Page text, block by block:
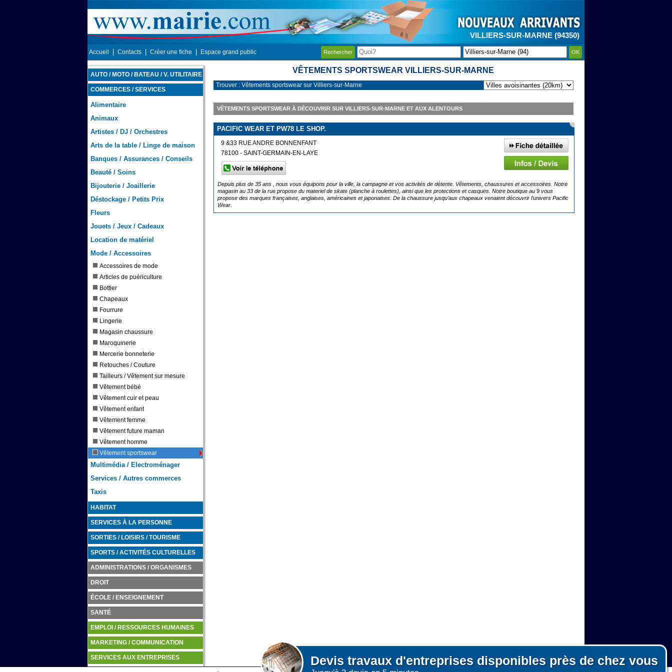
VILLIERS-SUR-MARNE (94350)
Accueil Contacts Créer une fiche Espace grand public Rechercher OK
AUTO / MOTO / BATEAU / V. UTILITAIRE
COMMERCES / SERVICES
Alimentaire
Animaux
Artistes / DJ / Orchestres
Arts de la table / Linge de maison
Banques / Assurances / Conseils
Beauté / Soins
Bijouterie / Joaillerie
Déstockage / Petits Prix
Fleurs
Jouets / Jeux / Cadeaux
Location de matériel
Mode / Accessoires
Accessoires de mode
Articles de puériculture
Bottier
Chapeaux
Fourrure
Lingerie
Magasin chaussure
Maroquinerie
Mercerie bonneterie
Retouches / Couture
Tailleurs / Vêtement sur mesure
Vêtement bébé
Vêtement cuir et peau
Vêtement enfant
Vêtement femme
Vêtement future maman
Vêtement homme
Vêtement sportswear
Multimédia / Electroménager
Services / Autres commerces
Taxis
HABITAT
SERVICES À LA PERSONNE
SORTIES / LOISIRS / TOURISME
SPORTS / ACTIVITÉS CULTURELLES
ADMINISTRATIONS / ORGANISMES
DROIT
ÉCOLE / ENSEIGNEMENT
SANTÉ
EMPLOI / RESSOURCES HUMAINES
MARKETING / COMMUNICATION
SERVICES AUX ENTREPRISES
VÊTEMENTS SPORTSWEAR VILLIERS-SUR-MARNE
Devis travaux d'entreprises disponibles près de chez vous
Trouver : Vêtements sportswear sur Villiers-sur-Marne
VÊTEMENTS SPORTSWEAR À DÉCOUVRIR SUR VILLIERS-SUR-MARNE ET AUX ALENTOURS
PACIFIC WEAR ET PW78 LE SHOP.
9 &33 RUE ANDRE BONNENFANT
78100 - SAINT-GERMAIN-EN-LAYE
Depuis plus de 35 ans , nous vous équipons pour la ville, la campagne et vos activités de détente. Vêtements, chaussures et accessoires. Notre
magasin au 33 de la rue propose du materiel de skate (planche à roulettes), ainsi que les protections et casques. Notre boutique au 9 vous
propose des marques françaises, anglaises, américaines et japonaises. De la chaussure jusqu’aux chapeaux venaient découvrir l’univers Pacific
Wear.